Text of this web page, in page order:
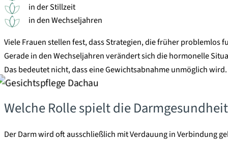
in der Stillzeit
in den Wechseljahren
Viele Frauen stellen fest, dass Strategien, die früher
Gerade in den Wechseljahren verändert sich die hormonelle
Das bedeutet nicht, dass eine Gewichtsabnahme unmöglich
Welche Rolle spielt die
Der Darm wird oft ausschließlich mit Verdauung in Verbindung